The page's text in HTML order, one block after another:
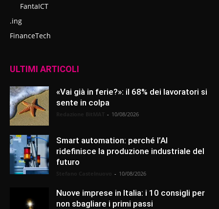
FantaICT
.ing
FinanceTech
ULTIMI ARTICOLI
«Vai già in ferie?»: il 68% dei lavoratori si
sente in colpa
- 10/08/2026
Smart automation: perché l’AI
ridefinisce la produzione industriale del
futuro
- 10/08/2026
Nuove imprese in Italia: i 10 consigli per
non sbagliare i primi passi